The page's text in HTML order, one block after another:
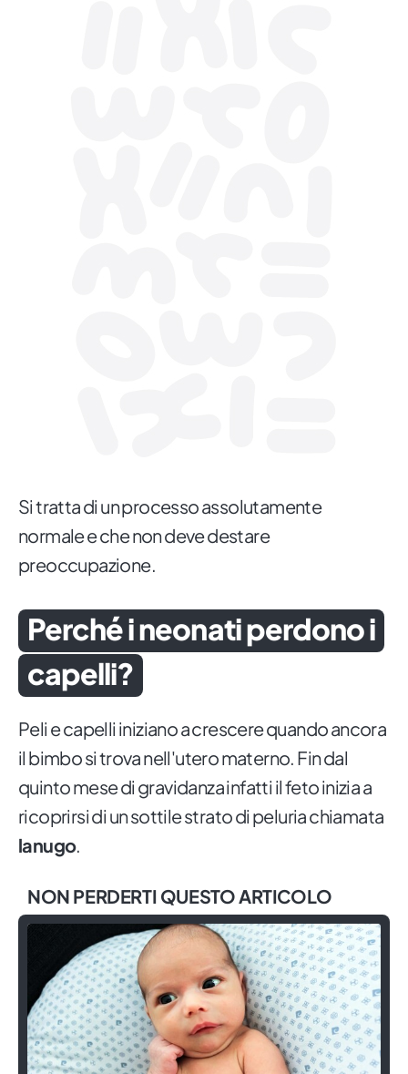
Si tratta di un processo assolutamente
normale e che non deve destare
preoccupazione.
Perché i neonati perdono i
capelli?
Peli e capelli iniziano a crescere quando ancora
il bimbo si trova nell'utero materno. Fin dal
quinto mese di gravidanza infatti il feto inizia a
ricoprirsi di un sottile strato di peluria chiamata
lanugo.
NON PERDERTI QUESTO ARTICOLO